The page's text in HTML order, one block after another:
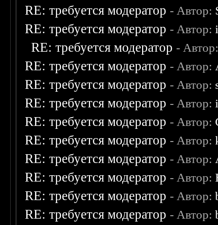
RE: требуется модератор - Автор:
RE: требуется модератор - Автор:
RE: требуется модератор -
RE: требуется модератор - Автор:
RE: требуется модератор - Автор:
RE: требуется модератор - Автор:
RE: требуется модератор - Автор:
RE: требуется модератор - Автор:
RE: требуется модератор - Автор:
RE: требуется модератор - Автор:
RE: требуется модератор - Автор:
RE: требуется модератор - Автор: